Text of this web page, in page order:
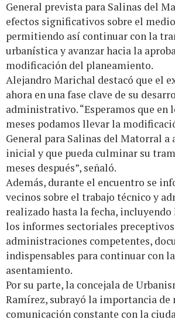
General prevista para Salinas del
efectos significativos sobre el
permitiendo así continuar con la
urbanística y avanzar hacia la
modificación del planeamiento.
Alejandro Marichal destacó que el
ahora en una fase clave de su
administrativo. “Esperamos que en
meses podamos llevar la
General para Salinas del Matorral a
inicial y que pueda culminar su
meses después”, señaló.
Además, durante el encuentro se
vecinos sobre el trabajo técnico y
realizado hasta la fecha, incluyendo
los informes sectoriales
administraciones competentes,
indispensables para continuar con
asentamiento.
Por su parte, la concejala de
Ramírez, subrayó la importancia de
comunicación constante con la